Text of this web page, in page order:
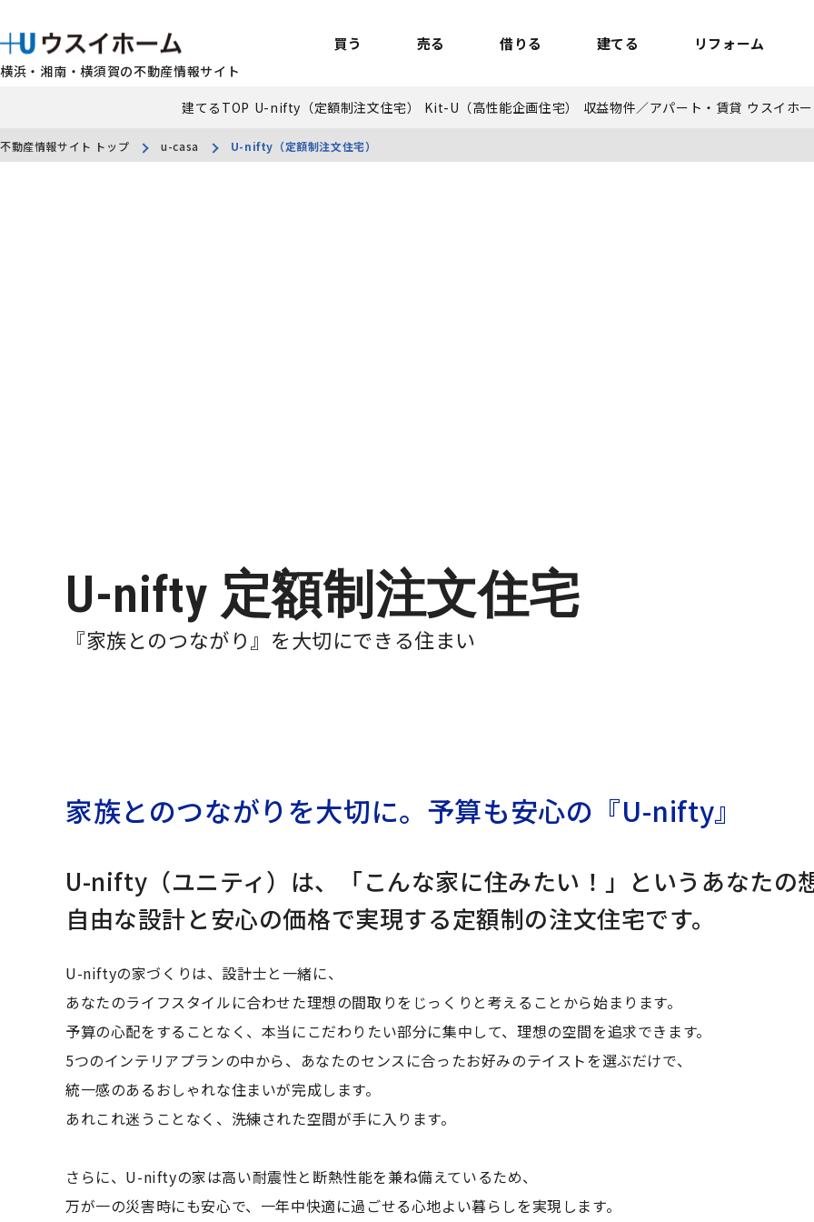
横浜・湘南・横須賀の不動産情報サイト
買う
買う
戸建て（総合）
新築戸建て
中古戸建て
土地
ラグジュアリー物件
売る
売る
売るTOP
建物状況調査
（インスペクション）
借りる
借りる
賃貸住宅TOP
エリアから探す
路線から探す
事業用TOP
路線から探す
建てる
建てる
建てるTOP
U-nifty（定額制注文住宅）
Kit-U（高性能企画住宅）
ウスイホームの家づくり
お問い合わせ
リフォーム
リフォーム
リフォームTOP
ウスイのリフォームの魅力
施工事例
ショールーム
MANAGEMENT
貸す
貸すTOP
お悩み解決
サービス一覧
セミナー・講座
COMPANY INFO
企業情報
企業情報TOP
店舗情報
採用情報
建てるTOP U-nifty（定額制注文住宅） Kit-U（高性能企画住宅） 収益物件／アパート・賃貸 ウスイホ
不動産情報サイト トップ u-casa U-nifty（定額制注文住宅）
U-nifty 定額制注文住宅
『家族とのつながり』を大切にできる住まい
家族とのつながりを大切に。 予算も安心の『U-nifty』
U-nifty（ユニティ）は、 「こんな家に住みたい！」という あなたの
自由な設計と安心の価格で実現する定額制の注文住宅です。
U-niftyの家づくりは、設計士と一緒に、
あなたのライフスタイルに合わせた理想の間取りをじっくりと考えることから始まります。
予算の心配をすることなく、本当にこだわりたい部分に集中して、理想の空間を追求できます。
5つのインテリアプランの中から、あなたのセンスに合ったお好みのテイストを選ぶだけで、
統一感のあるおしゃれな住まいが完成します。
あれこれ迷うことなく、洗練された空間が手に入ります。
さらに、U-niftyの家は高い耐震性と断熱性能を兼ね備えているため、
万が一の災害時にも安心で、一年中快適に過ごせる心地よい暮らしを実現します。